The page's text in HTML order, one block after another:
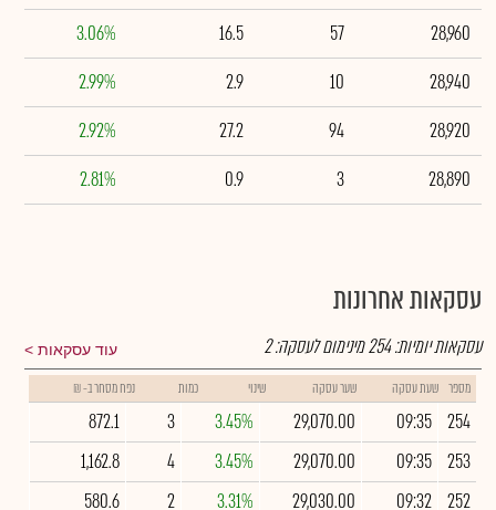
28,960
57
16.5
3.06%
28,940
10
2.9
2.99%
28,920
94
27.2
2.92%
28,890
3
0.9
2.81%
עסקאות אחרונות
עוד עסקאות עסקאות יומיות:254מינימום לעסקה:2
מספר שעת עסקה שער עסקה שינוי כמות נפח מסחר ב- ₪
254
09:35
29,070.00
3.45%
3
872.1
253
09:35
29,070.00
3.45%
4
1,162.8
252
09:32
29,030.00
3.31%
2
580.6